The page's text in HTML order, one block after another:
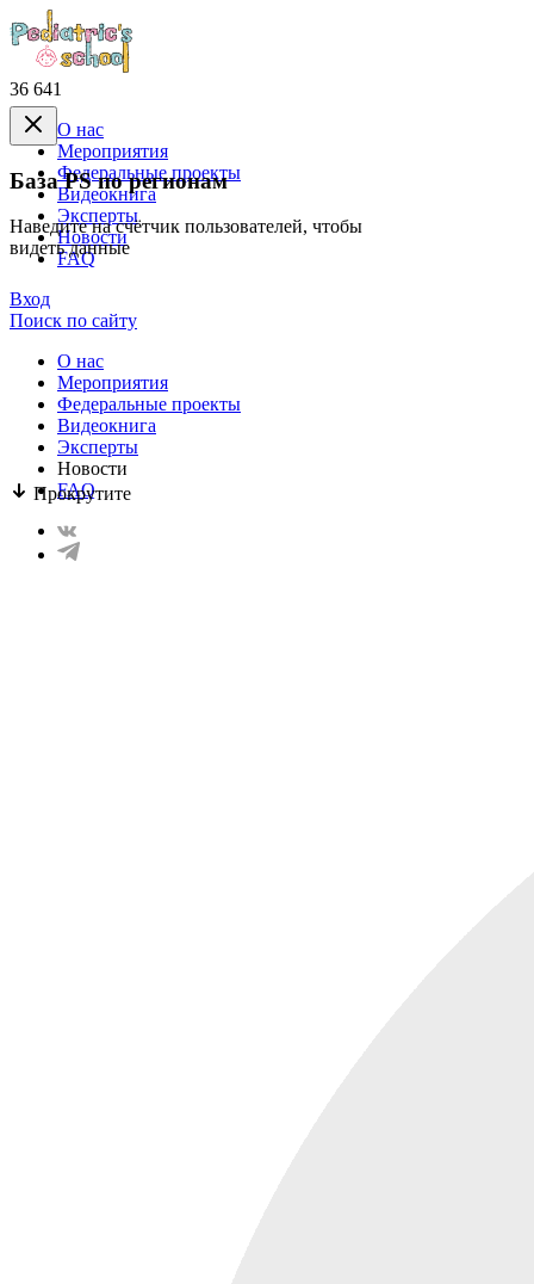
36 641
База PS по регионам
Наведите на счётчик пользователей, чтобы
видеть данные
Прокрутите
О нас
Mероприятия
Федеральные проекты
Видеокнига
Эксперты
Новости
FAQ
Вход
Поиск по сайту
О нас
Mероприятия
Федеральные проекты
Видеокнига
Эксперты
Новости
FAQ